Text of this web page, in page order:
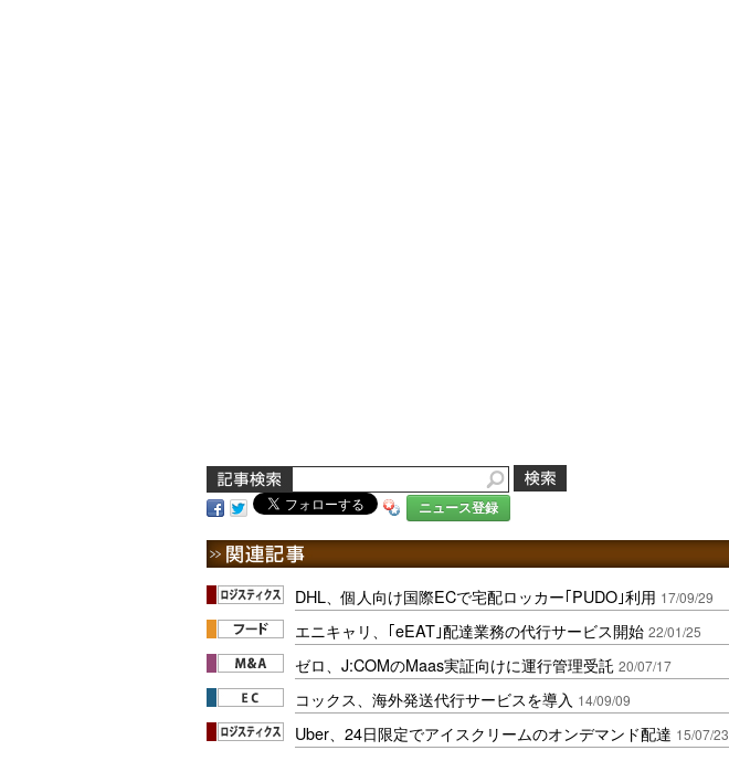
ニュース登録
DHL、個人向け国際ECで宅配ロッカー｢PUDO｣利用 17/09/29
エニキャリ、｢eEAT｣配達業務の代行サービス開始 22/01/25
ゼロ、J:COMのMaas実証向けに運行管理受託 20/07/17
コックス、海外発送代行サービスを導入 14/09/09
Uber、24日限定でアイスクリームのオンデマンド配達 15/07/23